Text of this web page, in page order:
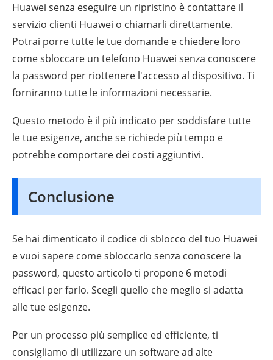
Huawei senza eseguire un ripristino è contattare il
servizio clienti Huawei o chiamarli direttamente.
Potrai porre tutte le tue domande e chiedere loro
come sbloccare un telefono Huawei senza conoscere
la password per riottenere l'accesso al dispositivo. Ti
forniranno tutte le informazioni necessarie.
Questo metodo è il più indicato per soddisfare tutte
le tue esigenze, anche se richiede più tempo e
potrebbe comportare dei costi aggiuntivi.
Conclusione
Se hai dimenticato il codice di sblocco del tuo Huawei
e vuoi sapere come sbloccarlo senza conoscere la
password, questo articolo ti propone 6 metodi
efficaci per farlo. Scegli quello che meglio si adatta
alle tue esigenze.
Per un processo più semplice ed efficiente, ti
consigliamo di utilizzare un software ad alte